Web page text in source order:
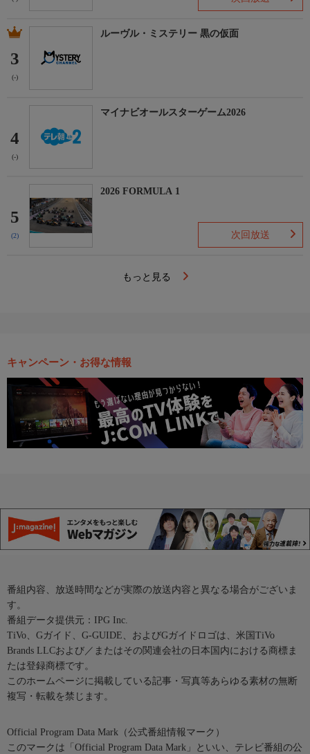
3
(-)
ルーヴル・ミステリー 黒の仮面
4
(-)
マイナビオールスターゲーム2026
5
(2)
2026 FORMULA 1
次回放送
もっと見る
キャンペーン・お得な情報
番組内容、放送時間などが実際の放送内容と異なる場合がございま
す。
番組データ提供元：IPG Inc.
TiVo、Gガイド、G-GUIDE、およびGガイドロゴは、米国TiVo
Brands LLCおよび／またはその関連会社の日本国内における商標ま
たは登録商標です。
このホームページに掲載している記事・写真等あらゆる素材の無断
複写・転載を禁じます。
Official Program Data Mark（公式番組情報マーク）
このマークは「Official Program Data Mark」といい、テレビ番組の公